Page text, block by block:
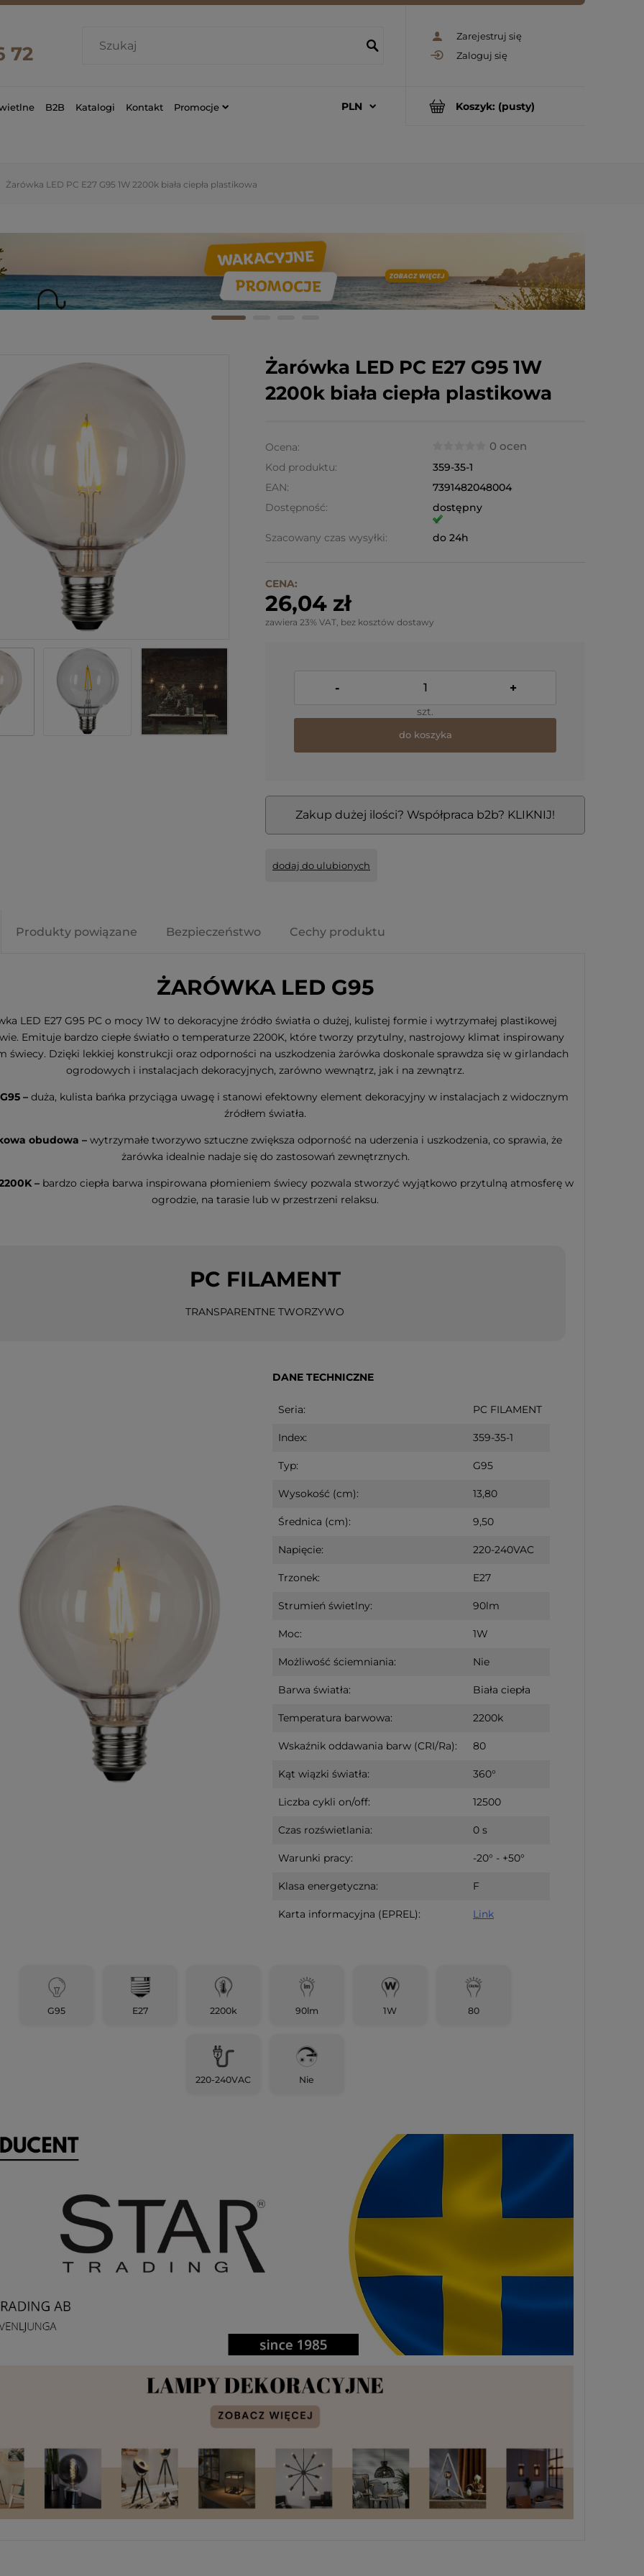
Zarejestruj się
Zaloguj się
72
Koszyk: (pusty)
B2B Katalogi Kontakt Promocje
Żarówka LED PC E27 G95 1W 2200k biała ciepła plastikowa
Dekoracja świąteczna szklany
Bałwanek Led OLLE 31cm na
Dekoracja świąteczna szklana
choinka Led CANDY TREE 16cm
do koszyka
Żarówka LED PC E27 G95 1W
2200k biała ciepła plastikowa
Ocena: 0 ocen
Kod produktu:
359-35-1
EAN:
7391482048004
Dostępność:
dostępny
Szacowany czas wysyłki: do 24h
CENA:
26,04 zł
zawiera 23% VAT, bez kosztów dostawy
- +
szt.
do koszyka
Zakup dużej ilości? Współpraca b2b? KLIKNIJ!
dodaj do ulubionych
Produkty powiązane Bezpieczeństwo Cechy produktu
ŻARÓWKA LED G95
LED E27 G95 PC o mocy 1W to dekoracyjne źródło światła o dużej, kulistej formie i wytrzymałej plastikowej
Emituje bardzo ciepłe światło o temperaturze 2200K, które tworzy przytulny, nastrojowy klimat inspirowany
świecy. Dzięki lekkiej konstrukcji oraz odporności na uszkodzenia żarówka doskonale sprawdza się w girlandach
ogrodowych i instalacjach dekoracyjnych, zarówno wewnątrz, jak i na zewnątrz.
– duża, kulista bańka przyciąga uwagę i stanowi efektowny element dekoracyjny w instalacjach z widocznym
źródłem światła.
obudowa – wytrzymałe tworzywo sztuczne zwiększa odporność na uderzenia i uszkodzenia, co sprawia, że
żarówka idealnie nadaje się do zastosowań zewnętrznych.
– bardzo ciepła barwa inspirowana płomieniem świecy pozwala stworzyć wyjątkowo przytulną atmosferę w
ogrodzie, na tarasie lub w przestrzeni relaksu.
PC FILAMENT
TRANSPARENTNE TWORZYWO
DANE TECHNICZNE
Seria: PC FILAMENT
Index: 359-35-1
Typ: G95
Wysokość (cm): 13,80
Średnica (cm): 9,50
Napięcie: 220-240VAC
Trzonek: E27
Strumień świetlny: 90lm
Moc: 1W
Możliwość ściemniania: Nie
Barwa światła: Biała ciepła
Temperatura barwowa: 2200k
Wskaźnik oddawania barw (CRI/Ra): 80
Kąt wiązki światła: 360°
Liczba cykli on/off: 12500
Czas rozświetlania: 0 s
Warunki pracy: -20° - +50°
Klasa energetyczna: F
Karta informacyjna (EPREL): Link
G95 E27 2200k 90lm 1W 80
220-240VAC Nie